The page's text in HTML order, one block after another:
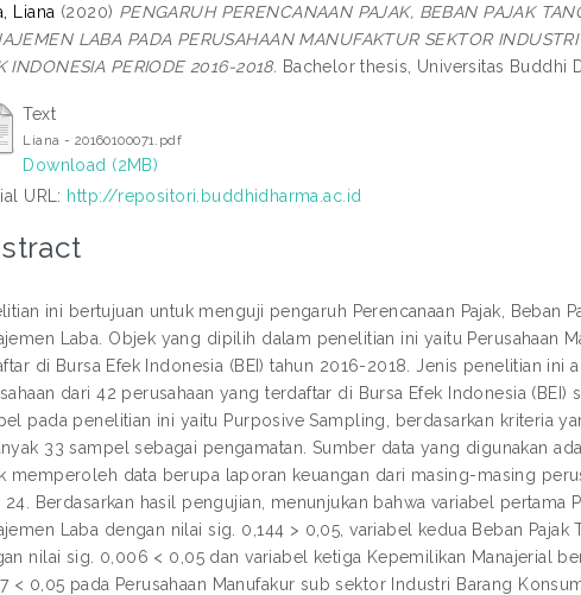
Liana (2020) PENGARUH PERENCANAAN PAJAK, BEBAN PAJAK
LABA PADA PERUSAHAAN MANUFAKTUR SEKTOR
INDONESIA PERIODE 2016-2018. Bachelor thesis, Universitas Buddhi
Text
Liana - 20160100071.pdf
Download (2MB)
URL: http://repositori.buddhidharma.ac.id
ini bertujuan untuk menguji pengaruh Perencanaan Pajak, Beban
Laba. Objek yang dipilih dalam penelitian ini yaitu Perusahaan
di Bursa Efek Indonesia (BEI) tahun 2016-2018. Jenis penelitian ini
dari 42 perusahaan yang terdaftar di Bursa Efek Indonesia
pada penelitian ini yaitu Purposive Sampling, berdasarkan kriteria
33 sampel sebagai pengamatan. Sumber data yang digunakan
memperoleh data berupa laporan keuangan dari masing-masing
24. Berdasarkan hasil pengujian, menunjukan bahwa variabel pertama
Laba dengan nilai sig. 0,144 > 0,05, variabel kedua Beban
nilai sig. 0,006 < 0,05 dan variabel ketiga Kepemilikan Manajerial
< 0,05 pada Perusahaan Manufakur sub sektor Industri Barang